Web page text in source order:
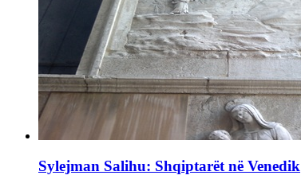
Sylejman Salihu: Shqiptarët në Venedik